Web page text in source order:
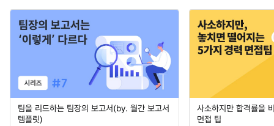
팀을 리드하는 팀장의 보고서(by. 월간 보고서
템플릿)
사소하지만 합격률을
면접 팁